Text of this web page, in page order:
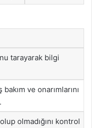
tarayarak bilgi
ve onarımlarını
olmadığını kontrol